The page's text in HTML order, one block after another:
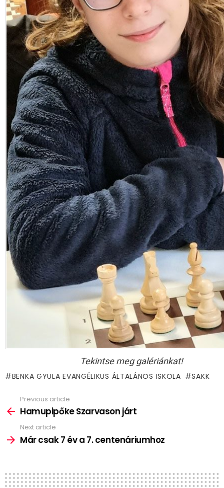
Tekintse meg galériánkat!
BENKA GYULA EVANGÉLIKUS ÁLTALÁNOS ISKOLA SAKK
more
Previous article
Hamupipőke Szarvason járt
Next article
Már csak 7 év a 7. centenáriumhoz